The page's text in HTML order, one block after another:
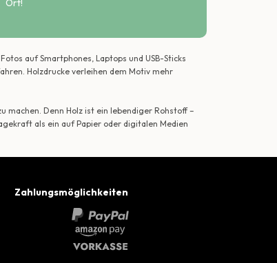
Ort!
auf Smartphones, Laptops und USB-Sticks
Holzdrucke verleihen dem Motiv mehr
machen. Denn Holz ist ein lebendiger Rohstoff –
als ein auf Papier oder digitalen Medien
Zahlungsmöglichkeiten